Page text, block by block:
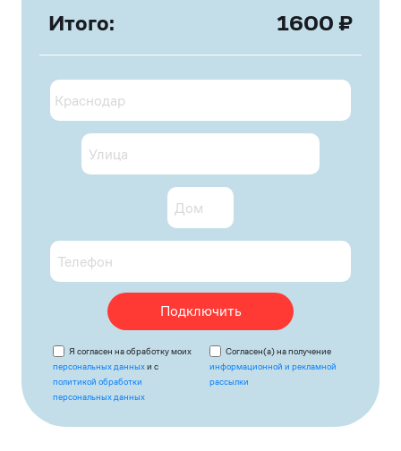
Итого: 1600 ₽
Подключить
Я согласен на обработку моих
персональных данныхи с
политикой обработки
персональных данных
Согласен(а) на получение
информационной и рекламной
рассылки